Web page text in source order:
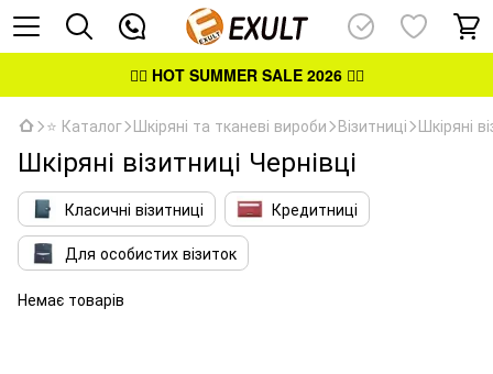
👉🏻 HOT SUMMER SALE 2026👈🏻
⭐ Каталог Шкіряні та тканеві вироби Візитниці Шкіряні
Шкіряні візитниці Чернівці
Класичні візитниці
Кредитниці
Для особистих візиток
Немає товарів